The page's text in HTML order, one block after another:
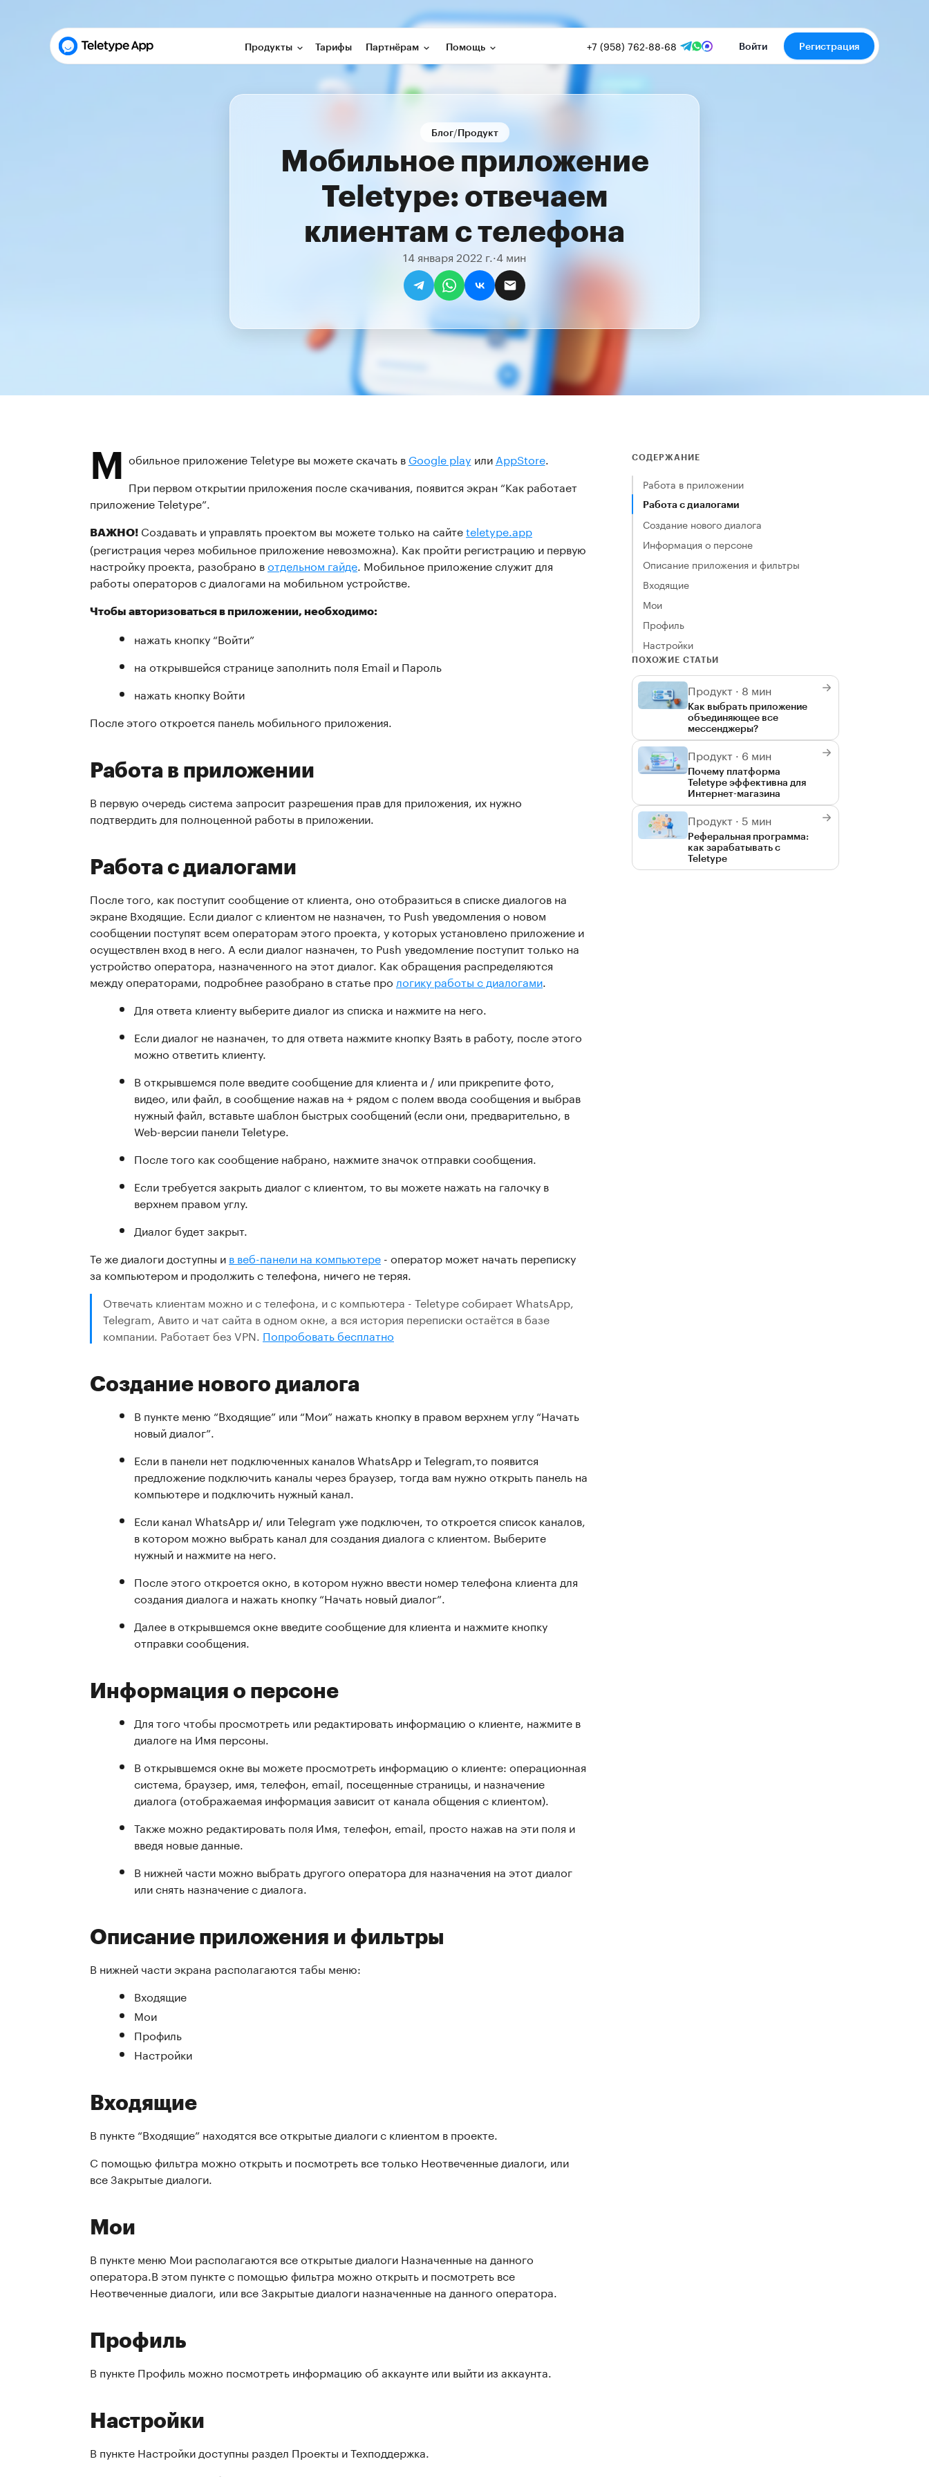
Продукты Тарифы Партнёрам Помощь +7 (958) 762-88-68 Войти Регистрация
Блог/Продукт
Мобильное приложение
Teletype: отвечаем
клиентам с телефона
14 января 2022 г.·4 мин
М обильное приложение Teletype вы можете скачать в Google play или AppStore.
При первом открытии приложения после скачивания, появится экран “Как работает
приложение Teletype”.
ВАЖНО! Создавать и управлять проектом вы можете только на сайтеteletype.app
(регистрация через мобильное приложение невозможна). Как пройти регистрацию и первую
настройку проекта, разобрано вотдельном гайде. Мобильное приложение служит для
работы операторов с диалогами на мобильном устройстве.
Чтобы авторизоваться в приложении, необходимо:
нажать кнопку “Войти”
на открывшейся странице заполнить поля Email и Пароль
нажать кнопку Войти
После этого откроется панель мобильного приложения.
Работа в приложении
В первую очередь система запросит разрешения прав для приложения, их нужно
подтвердить для полноценной работы в приложении.
Работа с диалогами
После того, как поступит сообщение от клиента, оно отобразиться в списке диалогов на
экране Входящие. Если диалог с клиентом не назначен, то Push уведомления о новом
сообщении поступят всем операторам этого проекта, у которых установлено приложение и
осуществлен вход в него. А если диалог назначен, то Push уведомление поступит только на
устройство оператора, назначенного на этот диалог. Как обращения распределяются
между операторами, подробнее разобрано в статье про логику работы с диалогами.
Для ответа клиенту выберите диалог из списка и нажмите на него.
Если диалог не назначен, то для ответа нажмите кнопку Взять в работу, после этого
можно ответить клиенту.
В открывшемся поле введите сообщение для клиента и / или прикрепите фото,
видео, или файл, в сообщение нажав на + рядом с полем ввода сообщения и выбрав
нужный файл, вставьте шаблон быстрых сообщений (если они, предварительно, в
Web-версии панели Teletype.
После того как сообщение набрано, нажмите значок отправки сообщения.
Если требуется закрыть диалог с клиентом, то вы можете нажать на галочку в
верхнем правом углу.
Диалог будет закрыт.
Те же диалоги доступны и в веб-панели на компьютере - оператор может начать переписку
за компьютером и продолжить с телефона, ничего не теряя.
Отвечать клиентам можно и с телефона, и с компьютера - Teletype собирает WhatsApp,
Telegram, Авито и чат сайта в одном окне, а вся история переписки остаётся в базе
компании. Работает без VPN. Попробовать бесплатно
Создание нового диалога
В пункте меню “Входящие” или “Мои” нажать кнопку в правом верхнем углу “Начать
новый диалог”.
Если в панели нет подключенных каналов WhatsApp и Telegram,то появится
предложение подключить каналы через браузер, тогда вам нужно открыть панель на
компьютере и подключить нужный канал.
Если канал WhatsApp и/ или Telegram уже подключен, то откроется список каналов,
в котором можно выбрать канал для создания диалога с клиентом. Выберите
нужный и нажмите на него.
После этого откроется окно, в котором нужно ввести номер телефона клиента для
создания диалога и нажать кнопку “Начать новый диалог”.
Далее в открывшемся окне введите сообщение для клиента и нажмите кнопку
отправки сообщения.
Информация о персоне
Для того чтобы просмотреть или редактировать информацию о клиенте, нажмите в
диалоге на Имя персоны.
В открывшемся окне вы можете просмотреть информацию о клиенте: операционная
система, браузер, имя, телефон, email, посещенные страницы, и назначение
диалога (отображаемая информация зависит от канала общения с клиентом).
Также можно редактировать поля Имя, телефон, email, просто нажав на эти поля и
введя новые данные.
В нижней части можно выбрать другого оператора для назначения на этот диалог
или снять назначение с диалога.
Описание приложения и фильтры
В нижней части экрана располагаются табы меню:
Входящие
Мои
Профиль
Настройки
Входящие
В пункте “Входящие” находятся все открытые диалоги с клиентом в проекте.
С помощью фильтра можно открыть и посмотреть все только Неотвеченные диалоги, или
все Закрытые диалоги.
Мои
В пункте меню Мои располагаются все открытые диалоги Назначенные на данного
оператора.В этом пункте с помощью фильтра можно открыть и посмотреть все
Неотвеченные диалоги, или все Закрытые диалоги назначенные на данного оператора.
Профиль
В пункте Профиль можно посмотреть информацию об аккаунте или выйти из аккаунта.
Настройки
В пункте Настройки доступны раздел Проекты и Техподдержка.
СОДЕРЖАНИЕ
Работа в приложении
Работа с диалогами
Создание нового диалога
Информация о персоне
Описание приложения и фильтры
Входящие
Мои
Профиль
Настройки
ПОХОЖИЕ СТАТЬИ
Продукт · 8 мин
Как выбрать приложение
объединяющее все
мессенджеры?
Продукт · 6 мин
Почему платформа
Teletype эффективна для
Интернет-магазина
Продукт · 5 мин
Реферальная программа:
как зарабатывать с
Teletype